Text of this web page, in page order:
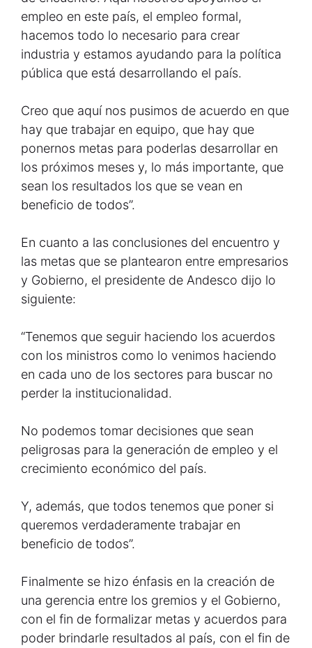
empleo en este país, el empleo formal,
hacemos todo lo necesario para crear
industria y estamos ayudando para la política
pública que está desarrollando el país.
Creo que aquí nos pusimos de acuerdo en que
hay que trabajar en equipo, que hay que
ponernos metas para poderlas desarrollar en
los próximos meses y, lo más importante, que
sean los resultados los que se vean en
beneficio de todos”.
En cuanto a las conclusiones del encuentro y
las metas que se plantearon entre empresarios
y Gobierno, el presidente de Andesco dijo lo
siguiente:
“Tenemos que seguir haciendo los acuerdos
con los ministros como lo venimos haciendo
en cada uno de los sectores para buscar no
perder la institucionalidad.
No podemos tomar decisiones que sean
peligrosas para la generación de empleo y el
crecimiento económico del país.
Y, además, que todos tenemos que poner si
queremos verdaderamente trabajar en
beneficio de todos”.
Finalmente se hizo énfasis en la creación de
una gerencia entre los gremios y el Gobierno,
con el fin de formalizar metas y acuerdos para
poder brindarle resultados al país, con el fin de